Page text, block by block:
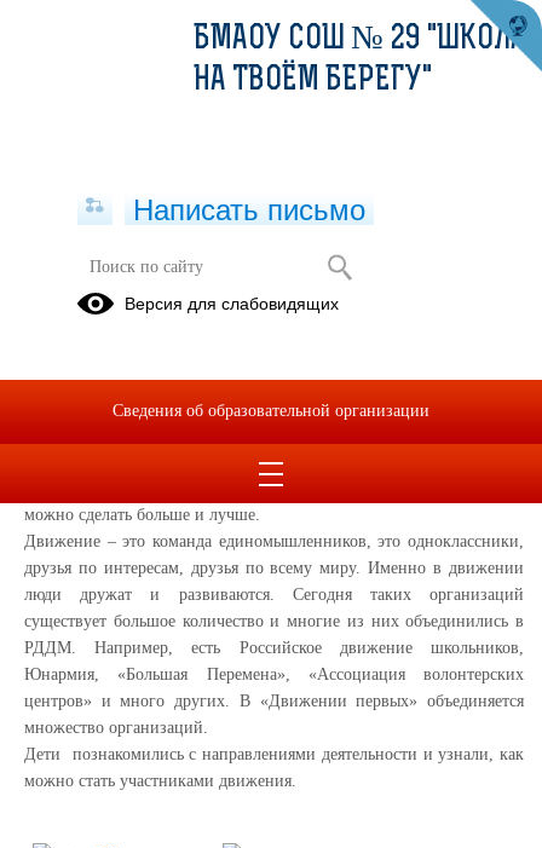
30.01.2023
Ребята познакомились с РДДМ "Движение первых", обсудили
направления деятельности этого движения, выполнили
школьникам, что ребята и взрослые объединяются, чтобы делать
полезные дела – для себя и для окружающих, потому что вместе
можно сделать больше и лучше.
Движение – это команда единомышленников, это одноклассники,
друзья по интересам, друзья по всему миру. Именно в движении
люди дружат и развиваются. Сегодня таких организаций
существует большое количество и многие из них объединились в
РДДМ. Например, есть Российское движение школьников,
Юнармия, «Большая Перемена», «Ассоциация волонтерских
центров» и много других. В «Движении первых» объединяется
множество организаций.
Дети познакомились с направлениями деятельности и узнали, как
можно стать участниками движения.
БМАОУ СОШ № 29 "ШКОЛА
НА ТВОЁМ БЕРЕГУ"
Написать письмо
Версия для слабовидящих
Сведения об образовательной организации